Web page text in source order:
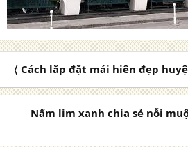
〈 Cách lắp đặt mái hiên đẹp
Nấm lim xanh chia sẻ nỗi